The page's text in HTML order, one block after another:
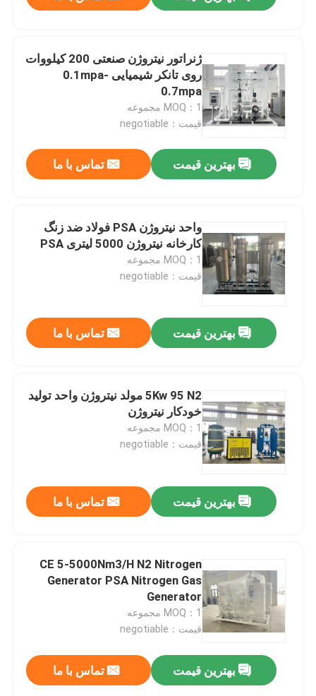
ژنراتور نیتروژن صنعتی 200 کیلووات
روی تانکر شیمیایی 0.1mpa-
0.7mpa
MOQ：1 مجموعه
قیمت：negotiable
بهترین قیمت تماس با ما
واحد نیتروژن PSA فولاد ضد زنگ
کارخانه نیتروژن 5000 لیتری PSA
MOQ：1 مجموعه
قیمت：negotiable
بهترین قیمت تماس با ما
5Kw 95 N2 مولد نیتروژن واحد تولید
خودکار نیتروژن
MOQ：1 مجموعه
قیمت：negotiable
بهترین قیمت تماس با ما
CE 5-5000Nm3/H N2 Nitrogen
Generator PSA Nitrogen Gas
Generator
MOQ：1 مجموعه
قیمت：negotiable
بهترین قیمت تماس با ما